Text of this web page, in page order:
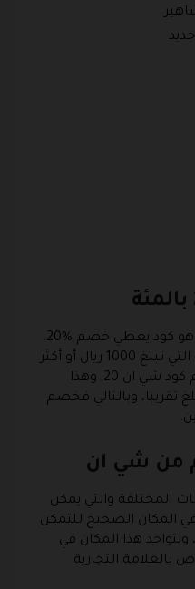
كود الخصم الخاص بشي ان 20 هو كود يعطي خصم %20،
وذلك عندما تكون قيمة الفاتورة التي تبلغ 1000 ريال أو أكثر
وفي هذه الحالة يمكنك استخدام كود شي ان 20, وهذا
تقريبا، وبالتالي فخصم
من شي ان
المختلفة والتي يمكن
المكان الصحيح للتمكن
هذا المكان في
بالعلامة التجارية